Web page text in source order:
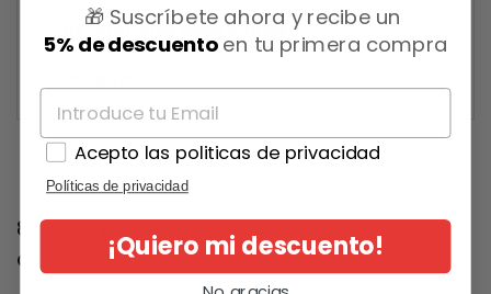
Referencias específicas
8 otros productos en la misma
categoría:
🎁 Suscríbete ahora y recibe un
5% de descuentoen tu primera compra
Acepto las politicas de privacidad
Políticas de privacidad
¡Quiero mi descuento!